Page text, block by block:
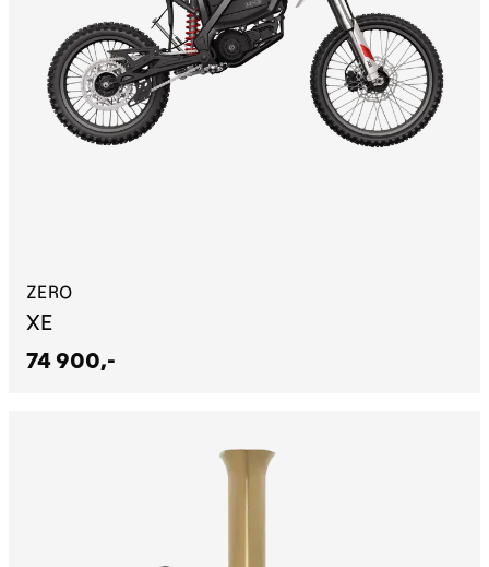
ZERO
XE
74 900,-